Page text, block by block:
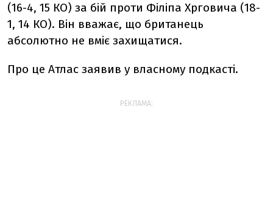
(16-4, 15 КО) за бій проти Філіпа Хрговича (18-
1, 14 КО). Він вважає, що британець
абсолютно не вміє захищатися.
Про це Атлас заявив у власному подкасті.
РЕКЛАМА: